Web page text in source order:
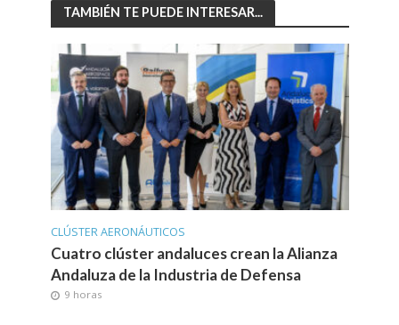
TAMBIÉN TE PUEDE INTERESAR...
CLÚSTER AERONÁUTICOS
Cuatro clúster andaluces crean la Alianza
Andaluza de la Industria de Defensa
9 horas